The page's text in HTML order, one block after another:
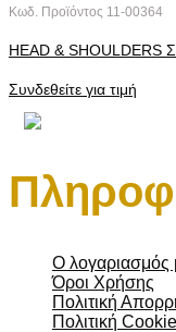
Κωδ. Προϊόντος 11-00364
HEAD & SHOULDERS
Συνδεθείτε για τιμή
Ο λογαριασμός
Όροι Χρήσης
Πολιτική
Πολιτική